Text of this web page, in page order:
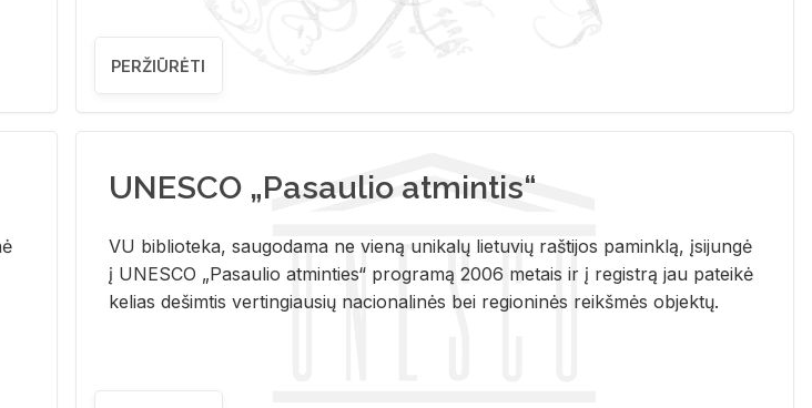
PERŽIŪRĖTI
UNESCO „Pasaulio atmintis“
VU biblioteka, saugodama ne vieną unikalų lietuvių raštijos paminklą, įsijungė
į UNESCO „Pasaulio atminties“ programą 2006 metais ir į registrą jau pateikė
kelias dešimtis vertingiausių nacionalinės bei regioninės reikšmės objektų.